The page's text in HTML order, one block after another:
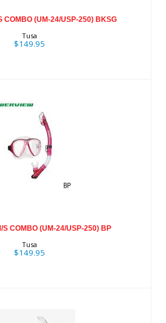
$149.95
COMBO (UM-24/USP-250) BKSG
Tusa
$149.95
$149.95
S COMBO (UM-24/USP-250) BP
Tusa
$149.95